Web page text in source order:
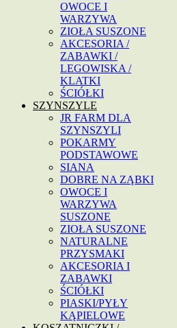
OWOCE I
WARZYWA
ZIOŁA SUSZONE
AKCESORIA /
ZABAWKI /
LEGOWISKA /
KLATKI
ŚCIÓŁKI
SZYNSZYLE
JR FARM DLA
SZYNSZYLI
POKARMY
PODSTAWOWE
SIANA
DOBRE NA ZĄBKI
OWOCE I
WARZYWA
SUSZONE
ZIOŁA SUSZONE
NATURALNE
PRZYSMAKI
AKCESORIA I
ZABAWKI
ŚCIÓŁKI
PIASKI/PYŁY
KĄPIELOWE